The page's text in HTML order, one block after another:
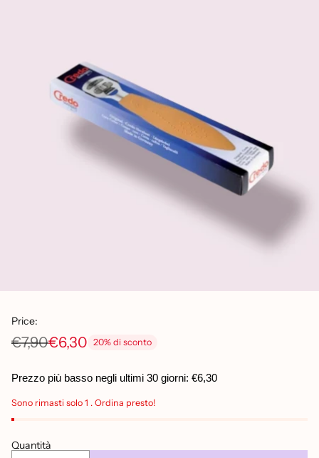
Price:
Prezzo
di
listino
€7,90€6,30 20% di sconto
Prezzo più basso negli ultimi 30 giorni: €6,30
Sono rimasti solo 1 . Ordina presto!
Quantità